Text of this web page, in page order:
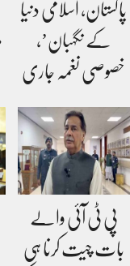
پاکستان، اسلامی دنیا
کے نگہبان’،
خصوصی نغمہ جاری
پی ٹی آئی والے
بات چیت کرنا ہی